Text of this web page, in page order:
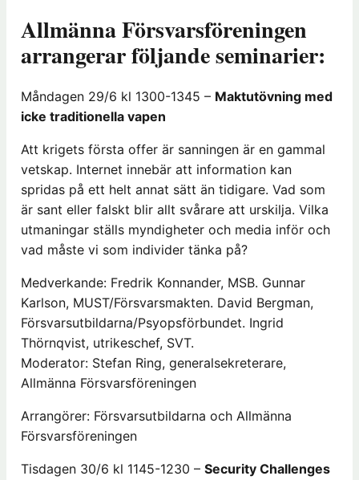
Allmänna Försvarsföreningen
arrangerar följande seminarier:
Måndagen 29/6 kl 1300-1345 – Maktutövning med
icke traditionella vapen
Att krigets första offer är sanningen är en gammal
vetskap. Internet innebär att information kan
spridas på ett helt annat sätt än tidigare. Vad som
är sant eller falskt blir allt svårare att urskilja. Vilka
utmaningar ställs myndigheter och media inför och
vad måste vi som individer tänka på?
Medverkande: Fredrik Konnander, MSB. Gunnar
Karlson, MUST/Försvarsmakten. David Bergman,
Försvarsutbildarna/Psyopsförbundet. Ingrid
Thörnqvist, utrikeschef, SVT.
Moderator: Stefan Ring, generalsekreterare,
Allmänna Försvarsföreningen
Arrangörer: Försvarsutbildarna och Allmänna
Försvarsföreningen
Tisdagen 30/6 kl 1145-1230 – Security Challenges